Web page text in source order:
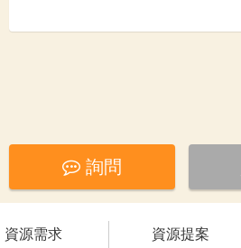
詢問
資源需求 資源提案